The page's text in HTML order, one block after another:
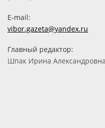
E-mail:
vibor.gazeta@yandex.ru
Главный редактор:
Шпак Ирина Александровна